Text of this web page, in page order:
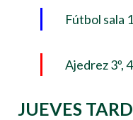
Fútbol sala
Ajedrez 3º,
JUEVES